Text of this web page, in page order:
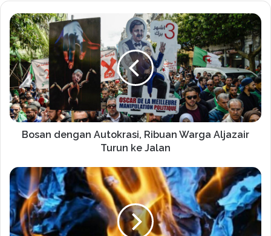
Bosan dengan Autokrasi, Ribuan Warga Aljazair
Turun ke Jalan